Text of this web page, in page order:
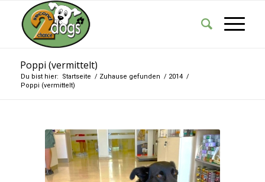
Poppi (vermittelt)
Du bist hier: Startseite / Zuhause gefunden / 2014 /
Poppi (vermittelt)